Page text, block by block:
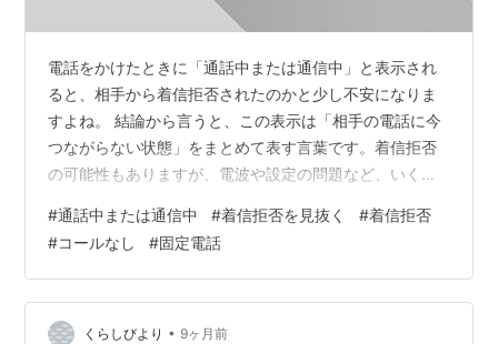
電話をかけたときに「通話中または通信中」と表示され
ると、相手から着信拒否されたのかと少し不安になりま
すよね。 結論から言うと、この表示は「相手の電話に今
つながらない状態」をまとめて表す言葉です。着信拒否
の可能性もありますが、電波や設定の問題など、いくつ
は、原因の見分け方から対処法までをわかりやすくまと
めています。気になるところをチェックしてみてくださ
い。 通話中または通信中とはどういう状態？ 発信時に表
示されるメッセージの意味 通話中または通信中と話し中
の違い 話し中の特徴 通話中または通信中の特徴 通話中
#通話中または通信中 #着信拒否を見抜く #着信拒否
#コールなし #固定電話
くらしびより • 9ヶ月前